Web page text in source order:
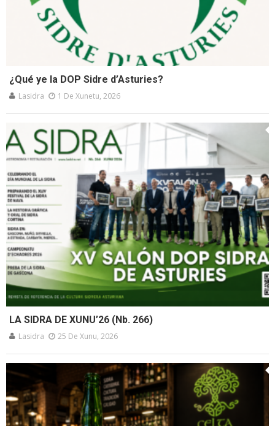
¿Qué ye la DOP Sidre d’Asturies?
Lasidra 1 De Xunetu, 2026
LA SIDRA DE XUNU’26 (Nb. 266)
Lasidra 25 De Xunu, 2026